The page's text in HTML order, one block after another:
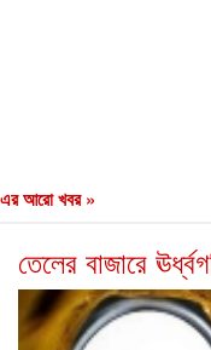
এর আরো খবর »
তেলের বাজারে